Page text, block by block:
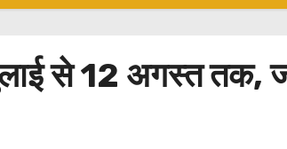
से 12 अगस्त तक,